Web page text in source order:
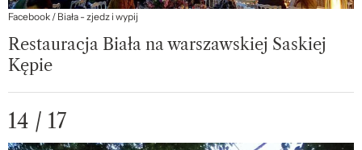
Facebook / Biała - zjedz i wypij
Restauracja Biała na warszawskiej Saskiej
Kępie
14 / 17